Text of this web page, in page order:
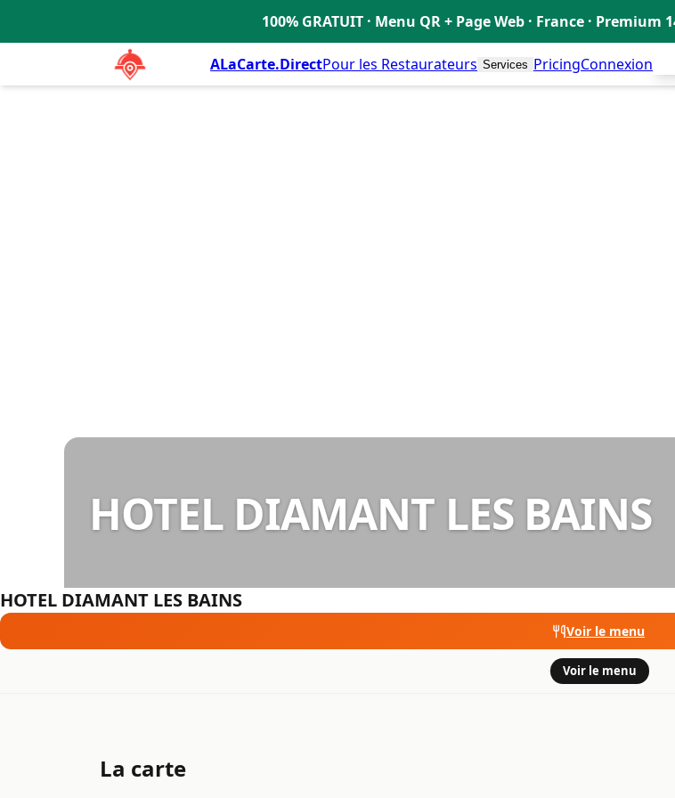
100% GRATUIT · Menu QR + Page Web · France ·
ALaCarte.DirectPour les Restaurateurs Services PricingConnexion
HOTEL DIAMANT LES BAINS
HOTEL DIAMANT LES BAINS
Voir le menu
· Voir le menu
La carte